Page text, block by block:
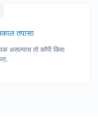
तपासा
असल्यास तो कॉपी किंवा